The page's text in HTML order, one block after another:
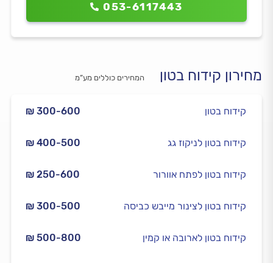
053-6117443
מחירון קידוח בטון המחירים כוללים מע”מ
₪ 300-600 קידוח בטון
₪ 400-500 קידוח בטון לניקוז גג
₪ 250-600 קידוח בטון לפתח אוורור
₪ 300-500 קידוח בטון לצינור מייבש כביסה
₪ 500-800 קידוח בטון לארובה או קמין